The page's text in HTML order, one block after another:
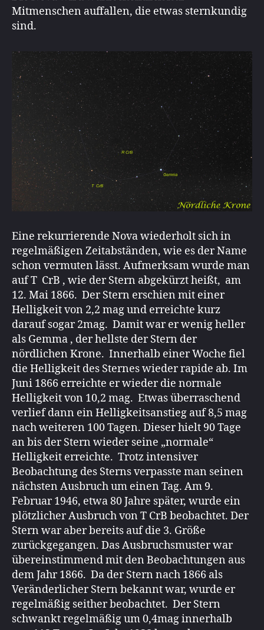
Mitmenschen auffallen, die etwas sternkundig
sind.
Eine rekurrierende Nova wiederholt sich in
regelmäßigen Zeitabständen, wie es der Name
schon vermuten lässt. Aufmerksam wurde man
auf T CrB , wie der Stern abgekürzt heißt, am
12. Mai 1866. Der Stern erschien mit einer
Helligkeit von 2,2 mag und erreichte kurz
darauf sogar 2mag. Damit war er wenig heller
als Gemma , der hellste der Stern der
nördlichen Krone. Innerhalb einer Woche fiel
die Helligkeit des Sternes wieder rapide ab. Im
Juni 1866 erreichte er wieder die normale
Helligkeit von 10,2 mag. Etwas überraschend
verlief dann ein Helligkeitsanstieg auf 8,5 mag
nach weiteren 100 Tagen. Dieser hielt 90 Tage
an bis der Stern wieder seine „normale“
Helligkeit erreichte. Trotz intensiver
Beobachtung des Sterns verpasste man seinen
nächsten Ausbruch um einen Tag. Am 9.
Februar 1946, etwa 80 Jahre später, wurde ein
plötzlicher Ausbruch von T CrB beobachtet. Der
Stern war aber bereits auf die 3. Größe
zurückgegangen. Das Ausbruchsmuster war
übereinstimmend mit den Beobachtungen aus
dem Jahr 1866. Da der Stern nach 1866 als
Veränderlicher Stern bekannt war, wurde er
regelmäßig seither beobachtet. Der Stern
schwankt regelmäßig um 0,4mag innerhalb